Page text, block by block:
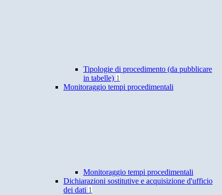
Tipologie di procedimento (da pubblicare
in tabelle) 1
Monitoraggio tempi procedimentali
Monitoraggio tempi procedimentali
Dichiarazioni sostitutive e acquisizione d'ufficio
dei dati 1